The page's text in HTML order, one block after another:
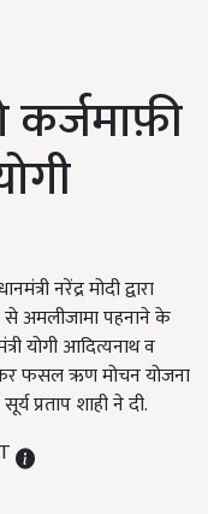
नरेंद्र मोदी द्वारा
अमलीजामा पहनाने के
योगी आदित्यनाथ व
देकर फसल ऋण मोचन योजना
प्रताप शाही ने दी.